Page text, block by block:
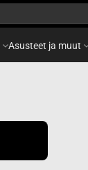
Asusteet ja muut